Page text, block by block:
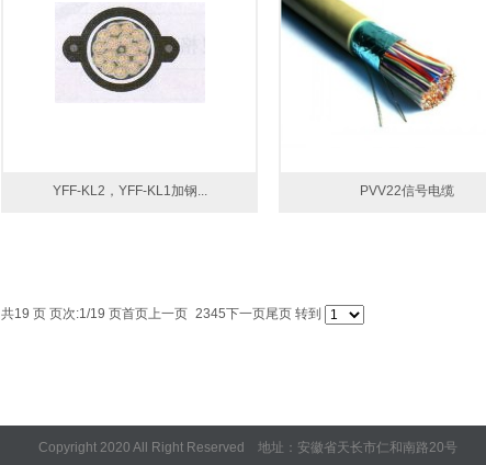
YFF-KL2，YFF-KL1加钢... PVV22信号电缆
共19 页 页次:1/19 页首页上一页 2345下一页尾页 转到
Copyright 2020 All Right Reserved 地址：安徽省天长市仁和南路20号